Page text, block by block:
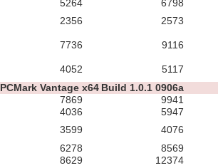
5264
6798
2356
2573
7736
9116
4052
5117
PCMark Vantage x64 Build 1.0.1 0906a
7869
9941
4036
5947
3599
4076
6278
8569
8629
12374